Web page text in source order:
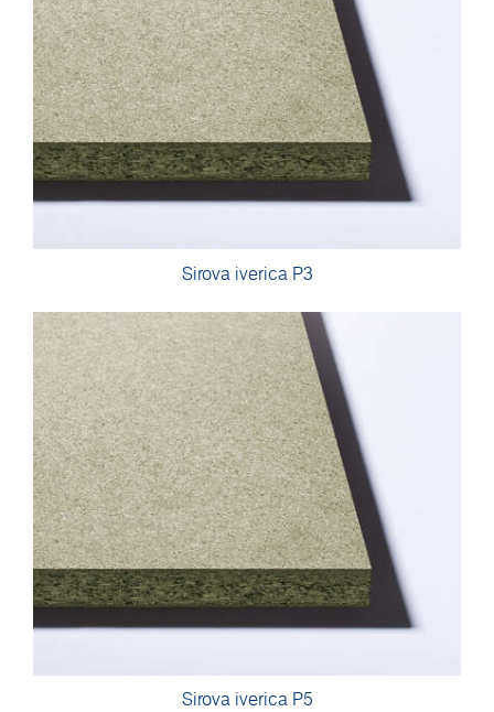
Sirova iverica P3
Sirova iverica P5